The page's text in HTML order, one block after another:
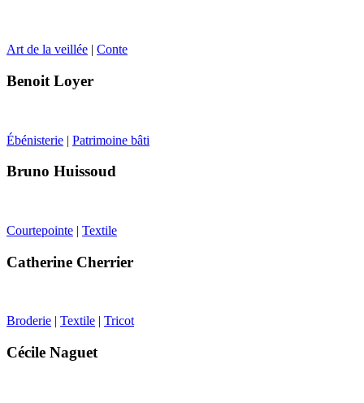
Art de la veillée | Conte
Benoit Loyer
Ébénisterie | Patrimoine bâti
Bruno Huissoud
Courtepointe | Textile
Catherine Cherrier
Broderie | Textile | Tricot
Cécile Naguet